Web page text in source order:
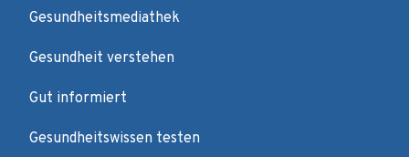
Gesundheitsmediathek
Gesundheit verstehen
Gut informiert
Gesundheitswissen testen